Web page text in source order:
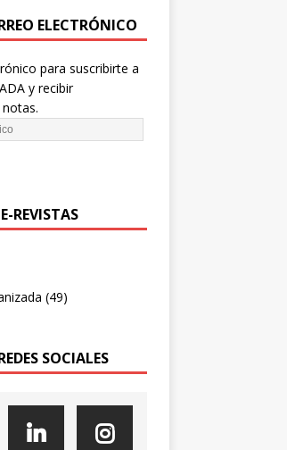
ELECTRÓNICO
para suscribirte a
y recibir
REVISTAS
(49)
SOCIALES